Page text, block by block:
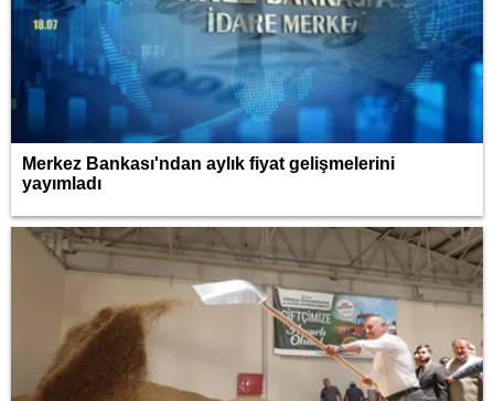
Merkez Bankası'ndan aylık fiyat gelişmelerini
yayımladı